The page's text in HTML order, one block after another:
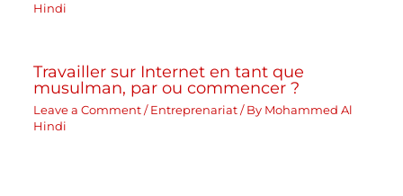
Hindi
Travailler sur Internet en tant que
musulman, par ou commencer ?
Leave a Comment / Entreprenariat/ By Mohammed Al
Hindi